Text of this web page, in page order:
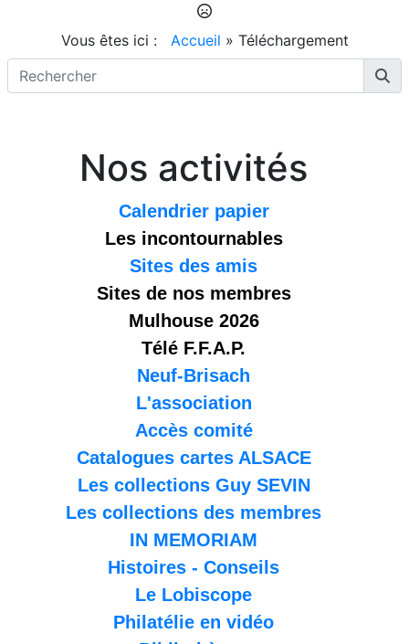
Vous êtes ici : Accueil » Téléchargement
Nos activités
Calendrier papier
Les incontournables
Sites des amis
Sites de nos membres
Mulhouse 2026
Télé F.F.A.P.
Neuf-Brisach
L'association
Accès comité
Catalogues cartes ALSACE
Les collections Guy SEVIN
Les collections des membres
IN MEMORIAM
Histoires - Conseils
Le Lobiscope
Philatélie en vidéo